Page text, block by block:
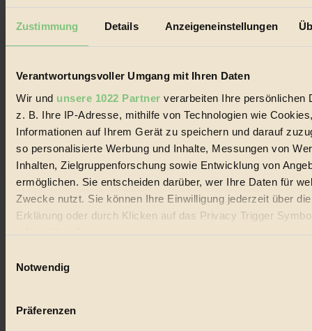
Zustimmung Details Anzeigeneinstellungen
Verantwortungsvoller Umgang mit Ihren Daten
Wir und unsere 1022 Partner verarbeiten Ihre persönlichen
z. B. Ihre IP-Adresse, mithilfe von Technologien wie
Informationen auf Ihrem Gerät zu speichern und darauf
so personalisierte Werbung und Inhalte, Messungen von
Inhalten, Zielgruppenforschung sowie Entwicklung von
ermöglichen. Sie entscheiden darüber, wer Ihre Daten für
Zwecke nutzt. Sie können Ihre Einwilligung jederzeit über
Erklärung oder durch Klicken auf das Privacy Trigger
oder widerrufen
Wenn Sie es erlauben, würden wir auch gerne:
Ihr Gerät durch aktives Scannen nach bestimmten
Notwendig
Präferenzen
Lebenswandel. Es ist eine moderne Plattform für Ideen, Menschen
und Produkte, ein Leitfaden im schnell wachsenden Markt des
Handels mit Bioprodukten, des Fair-Trade sowie der Branche
Social Media
22.601 Fans auf Facebook
3.415 Follower auf Twitter
Folge uns auf Instagram
Themen
Nachhaltigkeit